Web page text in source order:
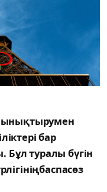
бар
Бұл туралы бүгін